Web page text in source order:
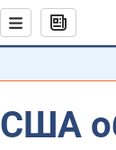
США